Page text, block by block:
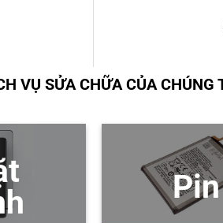
VỤ SỬA CHỮA CỦA CHÚNG
Pin